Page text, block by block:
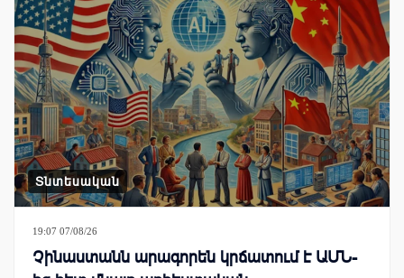
Տնտեսական
19:07 07/08/26
Չինաստանն արագորեն կրճատում է ԱՄՆ-